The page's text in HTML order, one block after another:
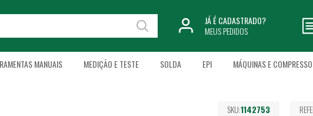
JÁ É CADASTRADO?
MEUS PEDIDOS
MANUAIS MEDIÇÃO E TESTE SOLDA EPI MÁQUINAS E
SKU:1142753